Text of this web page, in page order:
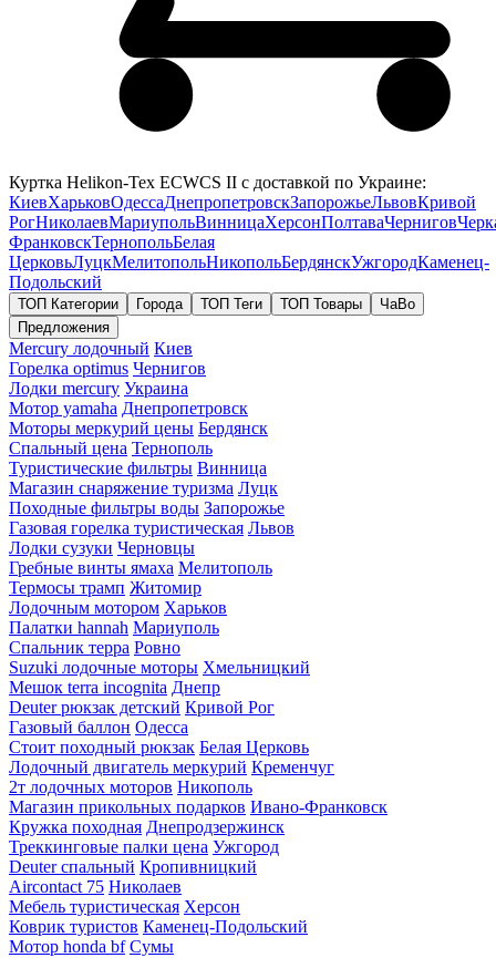
Куртка Helikon-Tex ECWCS II с доставкой по Украине:
КиевХарьковОдессаДнепропетровскЗапорожьеЛьвовКривой
РогНиколаевМариупольВинницаХерсонПолтаваЧернигов
ФранковскТернопольБелая
ЦерковьЛуцкМелитопольНикопольБердянскУжгородКаменец-
Подольский
ТОП Категории Города ТОП Теги ТОП Товары
ЧаВо
Предложения
Mercury лодочный Киев
Горелка optimus Чернигов
Лодки mercury Украина
Мотор yamaha Днепропетровск
Моторы меркурий цены Бердянск
Спальный цена Тернополь
Туристические фильтры Винница
Магазин снаряжение туризма Луцк
Походные фильтры воды Запорожье
Газовая горелка туристическая Львов
Лодки сузуки Черновцы
Гребные винты ямаха Мелитополь
Термосы трамп Житомир
Лодочным мотором Харьков
Палатки hannah Мариуполь
Спальник терра Ровно
Suzuki лодочные моторы Хмельницкий
Мешок terra incognita Днепр
Deuter рюкзак детский Кривой Рог
Газовый баллон Одесса
Стоит походный рюкзак Белая Церковь
Лодочный двигатель меркурий Кременчуг
2т лодочных моторов Никополь
Магазин прикольных подарков Ивано-Франковск
Кружка походная Днепродзержинск
Треккинговые палки цена Ужгород
Deuter спальный Кропивницкий
Aircontact 75 Николаев
Мебель туристическая Херсон
Коврик туристов Каменец-Подольский
Мотор honda bf Сумы